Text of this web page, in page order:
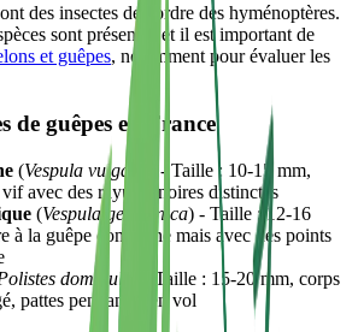
des insectes de l'ordre des hyménoptères.
sont présentes et il est important de
et guêpes, notamment pour évaluer les
de guêpes en France
(Vespula vulgaris
) - Taille : 10-15 mm,
avec des rayures noires distinctes
(Vespula germanica) - Taille : 12-16
à la guêpe commune mais avec des points
dominula
) - Taille : 15-20 mm, corps
pattes pendantes en vol